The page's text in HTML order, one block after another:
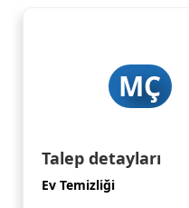
MÇ
Talep detayları
Ev Temizliği